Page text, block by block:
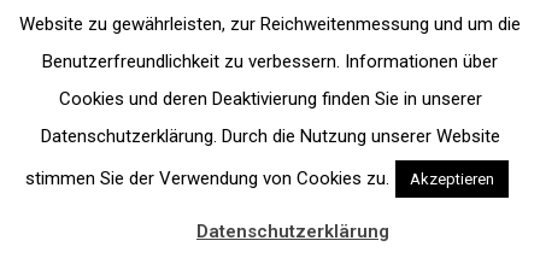
Website zu gewährleisten, zur Reichweitenmessung und um die
Benutzerfreundlichkeit zu verbessern. Informationen über
Cookies und deren Deaktivierung finden Sie in unserer
Datenschutzerklärung. Durch die Nutzung unserer Website
stimmen Sie der Verwendung von Cookies zu.
Akzeptieren
Datenschutzerklärung